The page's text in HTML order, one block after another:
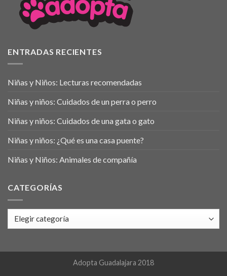
ENTRADAS RECIENTES
Niñas y Niños: Lecturas recomendadas
Niñas y niños: Cuidados de un perra o perro
Niñas y niños: Cuidados de una gata o gato
Niñas y niños: ¿Qué es una casa puente?
Niñas y Niños: Animales de compañía
CATEGORÍAS
Categorías
Adopta Guadalajara 2018